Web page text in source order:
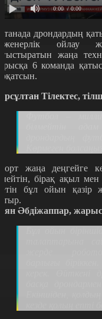
0:00 / 0:00
дрондардың
ойлау
жаңа
6 команда
Тілектес,
жаңа деңгейге
бірақ ақыл
бұл ойын қазір
Әбдіжаппар,